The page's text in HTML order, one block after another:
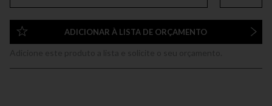
ADICIONAR À LISTA DE ORÇAMENTO